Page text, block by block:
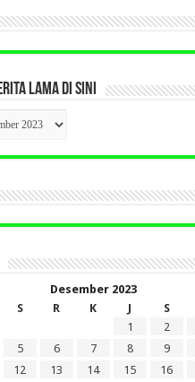
LAMA DI SINI
Desember 2023
S R K J S
1
2
5 6 7 8 9
12 13 14 15 16